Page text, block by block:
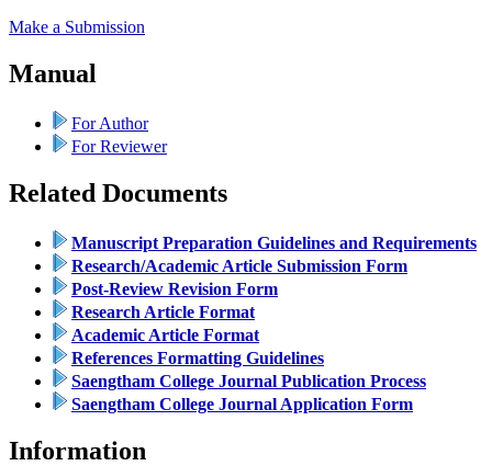
Make a Submission
Manual
For Author
For Reviewer
Related Documents
Manuscript Preparation Guidelines and Requirements
Research/Academic Article Submission Form
Post-Review Revision Form
Research Article Format
Academic Article Format
References Formatting Guidelines
Saengtham College Journal Publication Process
Saengtham College Journal Application Form
Information